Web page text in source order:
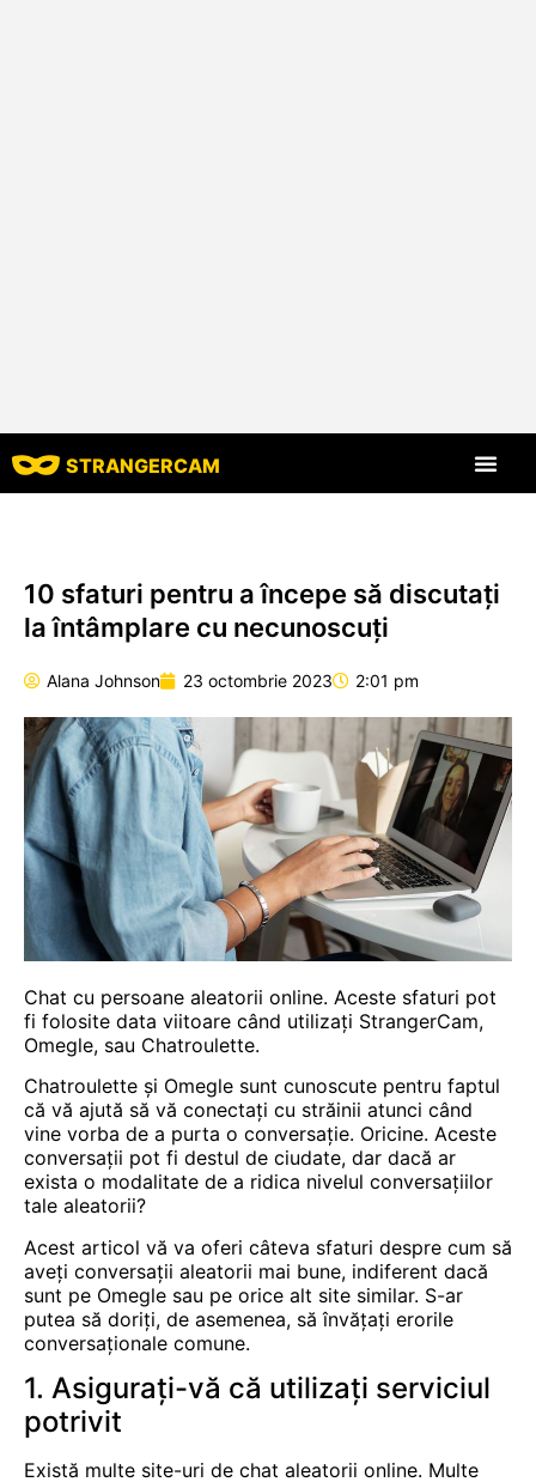
STRANGERCAM
10 sfaturi pentru a începe să discutați
la întâmplare cu necunoscuți
Alana Johnson 23 octombrie 2023 2:01 pm
Chat cu persoane aleatorii online. Aceste sfaturi pot
fi folosite data viitoare când utilizați StrangerCam,
Omegle, sau Chatroulette.
Chatroulette și Omegle sunt cunoscute pentru faptul
că vă ajută să vă conectați cu străinii atunci când
vine vorba de a purta o conversație. Oricine. Aceste
conversații pot fi destul de ciudate, dar dacă ar
exista o modalitate de a ridica nivelul conversațiilor
tale aleatorii?
Acest articol vă va oferi câteva sfaturi despre cum să
aveți conversații aleatorii mai bune, indiferent dacă
sunt pe Omegle sau pe orice alt site similar. S-ar
putea să doriți, de asemenea, să învățați erorile
conversaționale comune.
1. Asigurați-vă că utilizați serviciul
potrivit
Există multe site-uri de chat aleatorii online. Multe